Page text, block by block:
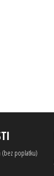
(bez poplatku)